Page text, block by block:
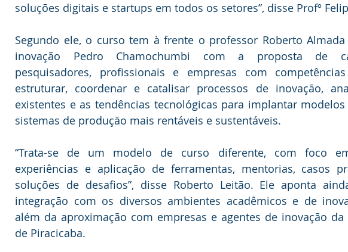
soluções digitais e startups em todos os setores”, disse Profº
Segundo ele, o curso tem à frente o professor Roberto
inovação Pedro Chamochumbi com a proposta de
pesquisadores, profissionais e empresas com
estruturar, coordenar e catalisar processos de inovação,
existentes e as tendências tecnológicas para implantar
sistemas de produção mais rentáveis e sustentáveis.
“Trata-se de um modelo de curso diferente, com foco
experiências e aplicação de ferramentas, mentorias, casos
soluções de desafios”, disse Roberto Leitão. Ele aponta
integração com os diversos ambientes acadêmicos e de
além da aproximação com empresas e agentes de inovação da
de Piracicaba.